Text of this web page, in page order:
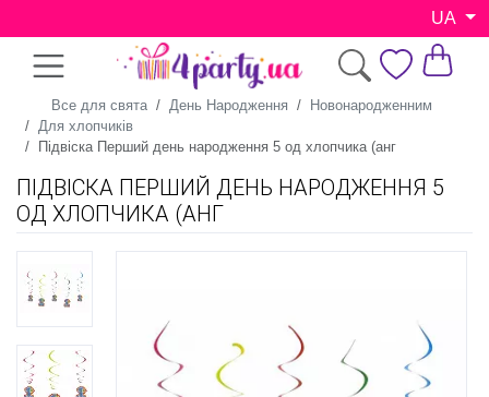
UA
Все для свята День Народження
Новонародженним
Для хлопчиків
Підвіска Перший день народження 5 од хлопчика (анг
ПІДВІСКА ПЕРШИЙ ДЕНЬ НАРОДЖЕННЯ 5
ОД ХЛОПЧИКА (АНГ